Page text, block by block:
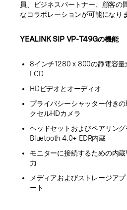
員、ビジネスパートナー、顧客の
なコラボレーションが可能になり
YEALINK SIP VP-T49Gの機能
8インチ1280 x 800の静電容量
LCD
HDビデオとオーディオ
プライバシーシャッター付き
クセルHDカメラ
ヘッドセットおよびペアリン
Bluetooth 4.0+ EDR内蔵
モニターに接続するための内
力
メディアおよびストレージア
ート